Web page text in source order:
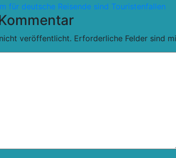
für deutsche Reisende sind Touristenfallen
veröffentlicht. Erforderliche Felder sind